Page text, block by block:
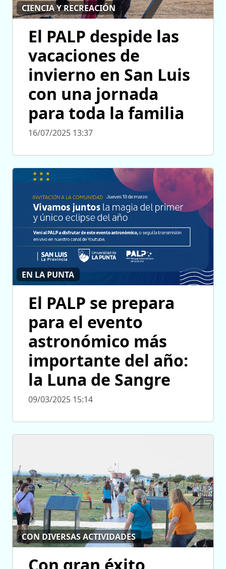
CIENCIA Y RECREACIÓN
El PALP despide las
vacaciones de
invierno en San Luis
con una jornada
para toda la familia
16/07/2025 13:37
EN LA PUNTA
El PALP se prepara
para el evento
astronómico más
importante del año:
la Luna de Sangre
09/03/2025 15:14
CON DIVERSAS ACTIVIDADES